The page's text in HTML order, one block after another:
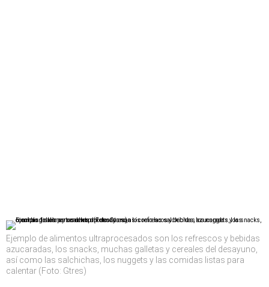
Ejemplo de alimentos ultraprocesados son los refrescos y bebidas
azucaradas, los snacks, muchas galletas y cereales del desayuno,
así como las salchichas, los nuggets y las comidas listas para
calentar (Foto: Gtres)